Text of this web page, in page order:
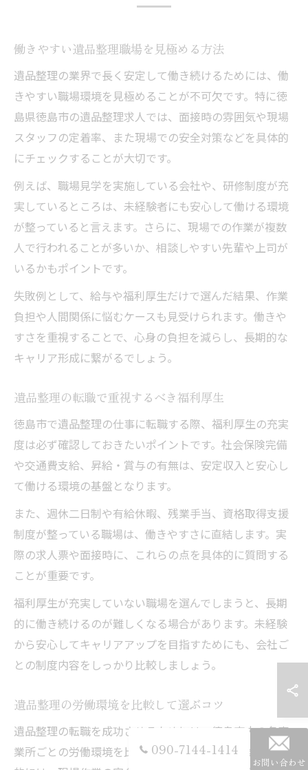
働きやすい遺品整理職場を見極める方法
遺品整理の業界で長く安定して働き続けるためには、働
きやすい職場環境を見極めることが不可欠です。特に徳
島県徳島市の遺品整理求人では、面接時の雰囲気や現場
スタッフの定着率、また現場での安全対策などを具体的
にチェックすることが大切です。
例えば、職場見学を実施している会社や、研修制度が充
実しているところは、未経験者にも安心して働ける環境
が整っていると言えます。さらに、現場での作業が複数
人で行われることが多いか、相談しやすい先輩や上司が
いるかもポイントです。
失敗例として、給与や福利厚生だけで選んだ結果、作業
負担や人間関係に悩むケースも見受けられます。働きや
すさを重視することで、心身の負担を減らし、長期的な
キャリア形成に繋がるでしょう。
遺品整理の転職で重視するべき福利厚生
徳島市で遺品整理の仕事に転職する際、福利厚生の充実
度は必ず確認しておきたいポイントです。社会保険完備
や交通費支給、昇給・賞与の有無は、安定収入と安心し
て働ける環境の基盤となります。
また、週休二日制や有給休暇、残業手当、資格取得支援
制度が整っている職場は、働きやすさに直結します。実
際の求人票や面接時に、これらの点を具体的に質問する
ことが重要です。
福利厚生が充実していない職場を選んでしまうと、長期
的に働き続けるのが難しくなる場合があります。未経験
から安心してキャリアアップを目指すためにも、会社ご
との制度内容をしっかり比較しましょう。
遺品整理の労働環境を比較して選ぶコツ
遺品整理の転職を成功させるためには、徳島市内の各事
業所ごとの労働環境を比較することが不可欠です。具体
090-7144-1414
お問い合わせ